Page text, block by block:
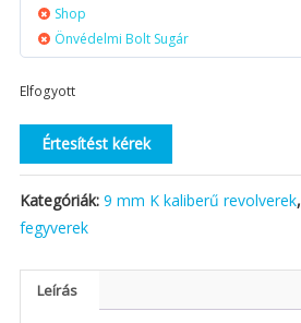
Shop
Önvédelmi Bolt Sugár
Elfogyott
Értesítést kérek
Kategóriák: 9 mm K kaliberű revolverek,
fegyverek
Leírás